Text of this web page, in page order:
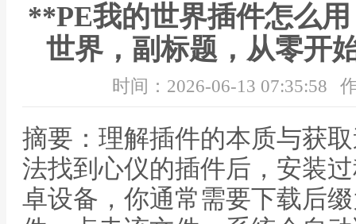
**PE我的世界插件怎么
世界，副标题，从零开
时间：2026-06-13 07:35:58
摘要：理解插件的本质与获
法找到心仪的插件后，安装
卓设备，你通常需要下载后缀